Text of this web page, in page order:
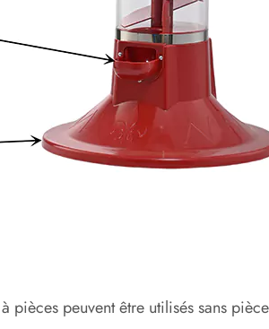
pièces peuvent être utilisés sans